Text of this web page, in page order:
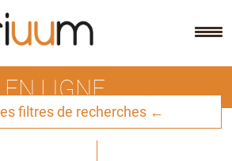
LIGNE
filtres de recherches ←